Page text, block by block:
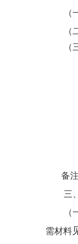
备
三
需材料